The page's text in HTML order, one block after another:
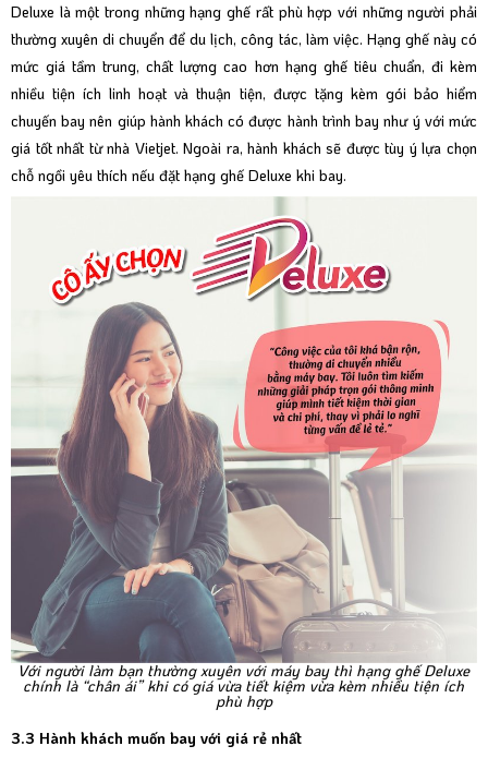
Deluxe là một trong những hạng ghế rất phù hợp với những người phải
thường xuyên di chuyển để du lịch, công tác, làm việc. Hạng ghế này có
mức giá tầm trung, chất lượng cao hơn hạng ghế tiêu chuẩn, đi kèm
nhiều tiện ích linh hoạt và thuận tiện, được tặng kèm gói bảo hiểm
chuyến bay nên giúp hành khách có được hành trình bay như ý với mức
giá tốt nhất từ nhà Vietjet. Ngoài ra, hành khách sẽ được tùy ý lựa chọn
chỗ ngồi yêu thích nếu đặt hạng ghế Deluxe khi bay.
Với người làm bạn thường xuyên với máy bay thì hạng ghế Deluxe
chính là “chân ái” khi có giá vừa tiết kiệm vừa kèm nhiều tiện ích
phù hợp
3.3 Hành khách muốn bay với giá rẻ nhất